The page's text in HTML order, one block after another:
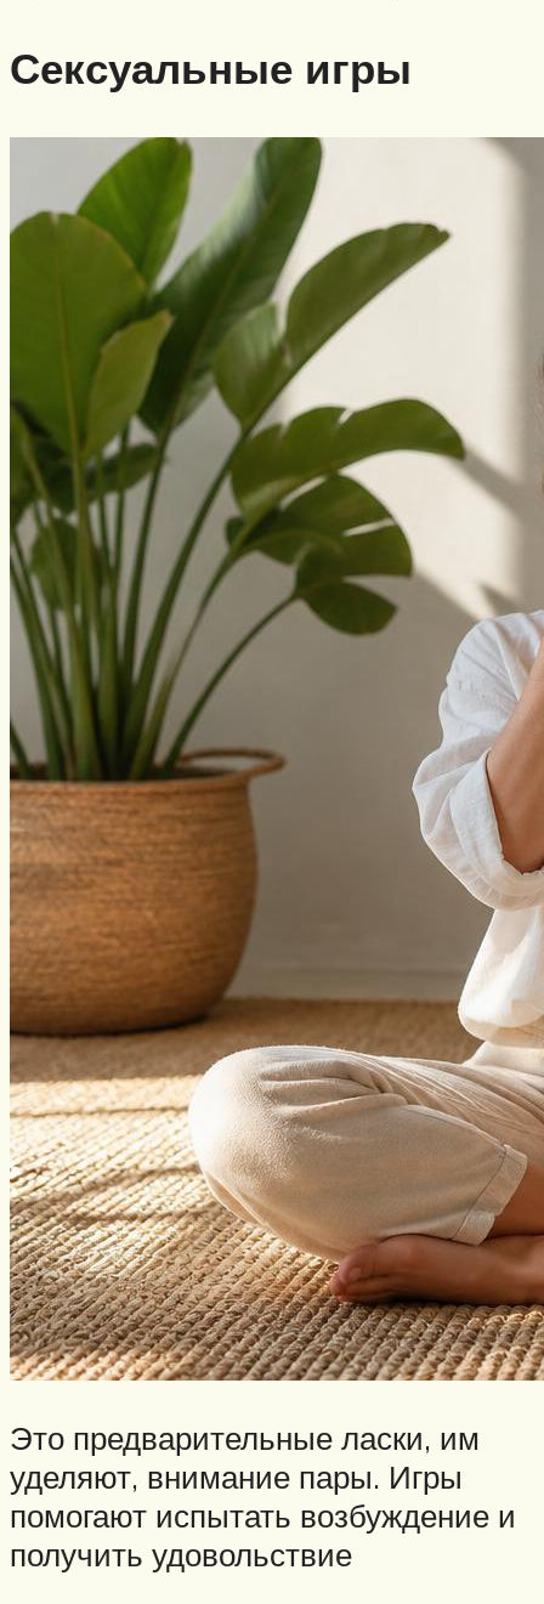
Сексуальные игры
Это предварительные ласки, им
уделяют, внимание пары. Игры
помогают испытать возбуждение и
получить удовольствие